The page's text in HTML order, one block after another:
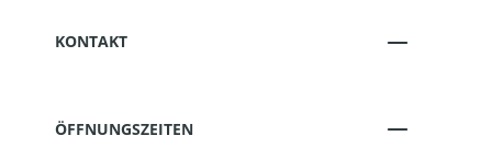
KONTAKT
ÖFFNUNGSZEITEN